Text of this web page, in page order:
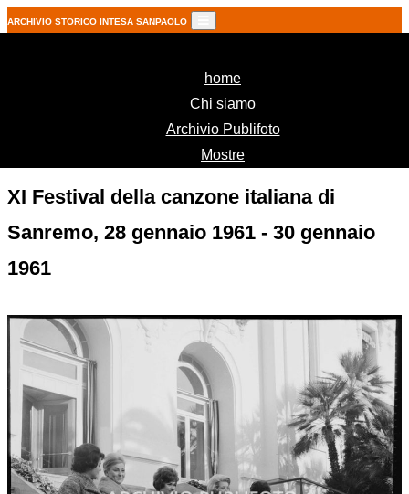
ARCHIVIO STORICO INTESA SANPAOLO
home(current)
Chi siamo
Archivio Publifoto
Mostre
XI Festival della canzone italiana di
Sanremo, 28 gennaio 1961 - 30 gennaio
1961